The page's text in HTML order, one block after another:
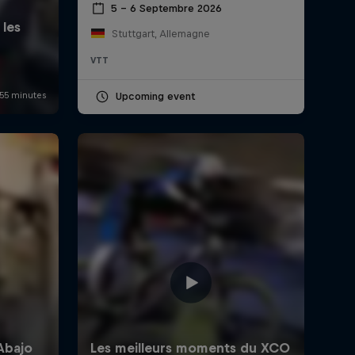
5 – 6 Septembre 2026
Stuttgart, Allemagne
VTT
Upcoming event